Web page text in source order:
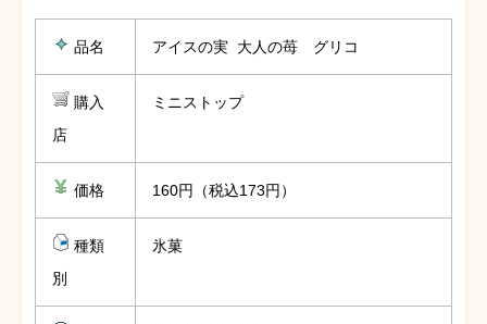
品名 アイスの実 大人の苺 グリコ
購入
店
ミニストップ
価格 160円（税込173円）
種類
別
氷菓